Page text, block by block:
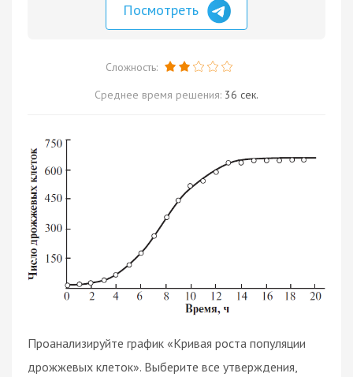
Посмотреть
Сложность:
Среднее время решения: 36 сек.
Проанализируйте график «Кривая роста популяции
дрожжевых клеток». Выберите все утверждения,